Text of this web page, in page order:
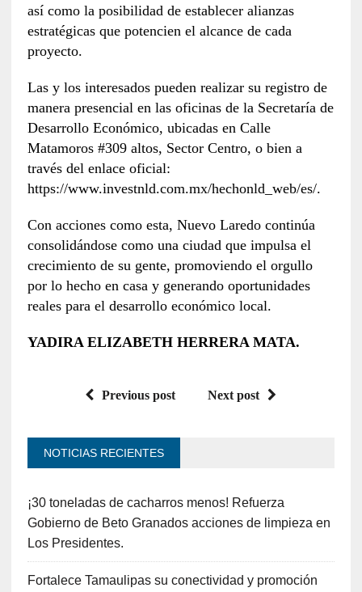
así como la posibilidad de establecer alianzas
estratégicas que potencien el alcance de cada
proyecto.
Las y los interesados pueden realizar su registro de
manera presencial en las oficinas de la Secretaría de
Desarrollo Económico, ubicadas en Calle
Matamoros #309 altos, Sector Centro, o bien a
través del enlace oficial:
https://www.investnld.com.mx/hechonld_web/es/.
Con acciones como esta, Nuevo Laredo continúa
consolidándose como una ciudad que impulsa el
crecimiento de su gente, promoviendo el orgullo
por lo hecho en casa y generando oportunidades
reales para el desarrollo económico local.
YADIRA ELIZABETH HERRERA MATA.
Previous post Next post
NOTICIAS RECIENTES
¡30 toneladas de cacharros menos! Refuerza
Gobierno de Beto Granados acciones de limpieza en
Los Presidentes.
Fortalece Tamaulipas su conectividad y promoción